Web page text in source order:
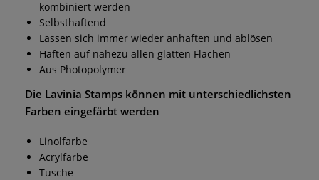
kombiniert werden
Selbsthaftend
Lassen sich immer wieder anhaften und ablösen
Haften auf nahezu allen glatten Flächen
Aus Photopolymer
Die Lavinia Stamps können mit unterschiedlichsten
Farben eingefärbt werden
Linolfarbe
Acrylfarbe
Tusche